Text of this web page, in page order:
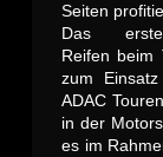
Seiten
Das
Reifen beim
zum
ADAC
in der
es im